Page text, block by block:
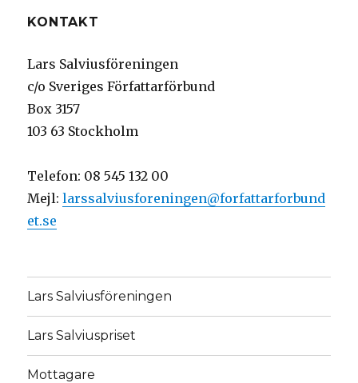
KONTAKT
Lars Salviusföreningen
c/o Sveriges Författarförbund
Box 3157
103 63 Stockholm
Telefon: 08 545 132 00
Mejl: larssalviusforeningen@forfattarforbund
et.se
Lars Salviusföreningen
Lars Salviuspriset
Mottagare